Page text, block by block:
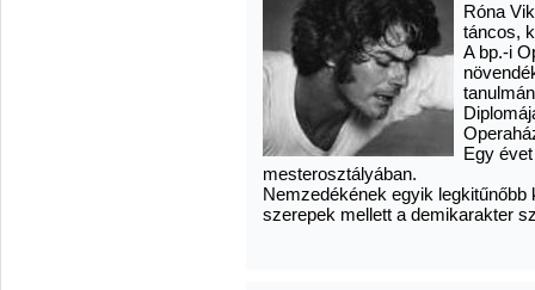
Róna
táncos,
A bp.-i
Egy
mesterosztályában.
Nemzedékének egyik
szerepek mellett a demikarakter